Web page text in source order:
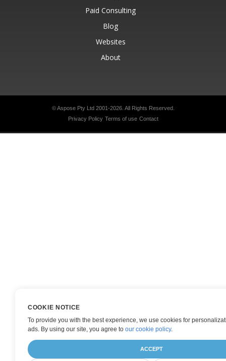
Paid Consulting
Blog
Websites
About
© Aspose Pty Ltd 2001-2026. All Rights Reserved.
Privacy Policy Terms of use Contact
COOKIE NOTICE
To provide you with the best experience, we use cookies for
ads. By using our site, you agree toour cookie policy.
ACCEPT